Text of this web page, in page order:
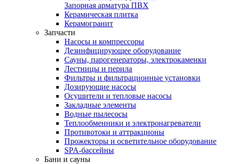
Запорная арматура ПВХ
Керамическая плитка
Керамогранит
Запчасти
Насосы и компрессоры
Дезинфицирующее оборудование
Сауны, парогенераторы, электрокаменки
Лестницы и перила
Фильтры и фильтрационные установки
Дозирующие насосы
Осушители и тепловые насосы
Закладные элементы
Водные пылесосы
Теплообменники и электронагреватели
Противотоки и аттракционы
Прожекторы и осветительное оборудование
SPA-бассейны
Бани и сауны